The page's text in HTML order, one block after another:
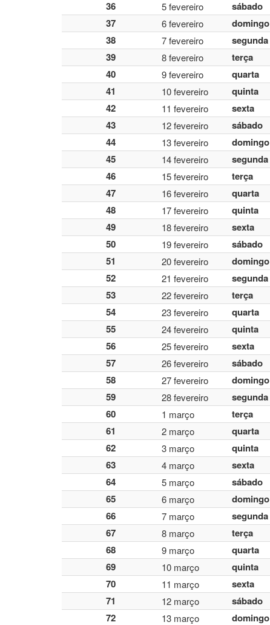
36 5 fevereiro sábado
37 6 fevereiro domingo
38 7 fevereiro segunda
39 8 fevereiro terça
40 9 fevereiro quarta
41 10 fevereiro quinta
42 11 fevereiro sexta
43 12 fevereiro sábado
44 13 fevereiro domingo
45 14 fevereiro segunda
46 15 fevereiro terça
47 16 fevereiro quarta
48 17 fevereiro quinta
49 18 fevereiro sexta
50 19 fevereiro sábado
51 20 fevereiro domingo
52 21 fevereiro segunda
53 22 fevereiro terça
54 23 fevereiro quarta
55 24 fevereiro quinta
56 25 fevereiro sexta
57 26 fevereiro sábado
58 27 fevereiro domingo
59 28 fevereiro segunda
60 1 março terça
61 2 março quarta
62 3 março quinta
63 4 março sexta
64 5 março sábado
65 6 março domingo
66 7 março segunda
67 8 março terça
68 9 março quarta
69 10 março quinta
70 11 março sexta
71 12 março sábado
72 13 março domingo